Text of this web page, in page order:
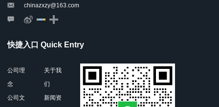
chinazxzy@163.com
快捷入口 Quick Entry
公司理
念
公司文
关于我
们
新闻资